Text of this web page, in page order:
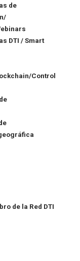
de
DTI / Smart
Control
de la Red DTI